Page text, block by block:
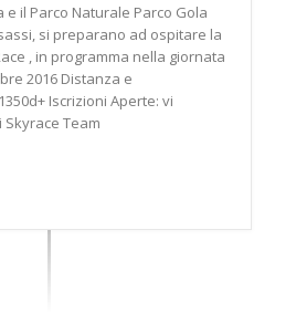
e il Parco Naturale Parco Gola
si preparano ad ospitare la
, in programma nella giornata
2016 Distanza e
Iscrizioni Aperte: vi
Team